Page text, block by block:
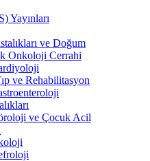
Yayınları
ve Doğum
Onkoloji Cerrahi
ve Rehabilitasyon
ve Çocuk Acil